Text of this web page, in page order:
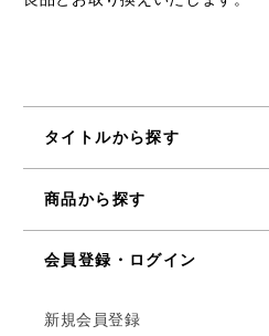
タイトルから探す
商品から探す
会員登録・ログイン
新規会員登録